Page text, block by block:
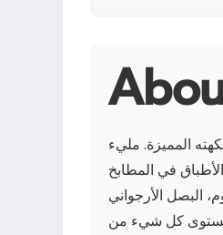
المميزة. مليء
في المطابخ
مثل البوتاسيوم، البصل الأرجواني
مستوى كل شيء من